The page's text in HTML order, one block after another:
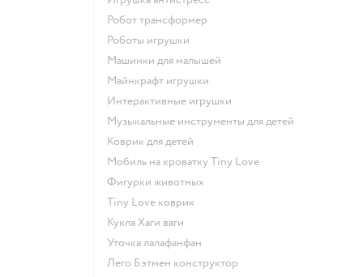
Робот трансформер
Роботы игрушки
Машинки для малышей
Майнкрафт игрушки
Интерактивные игрушки
Музыкальные инструменты для детей
Коврик для детей
Мобиль на кроватку Tiny Love
Фигурки животных
Tiny Love коврик
Кукла Хаги ваги
Уточка лалафанфан
Лего Бэтмен конструктор